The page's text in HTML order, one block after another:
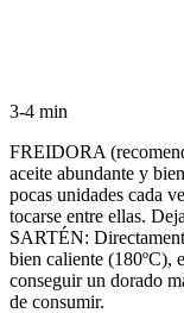
3-4 min
FREIDORA
aceite abundante y
pocas unidades cada
tocarse entre ellas.
SARTÉN:
bien caliente (180ºC),
conseguir un dorado
de consumir.